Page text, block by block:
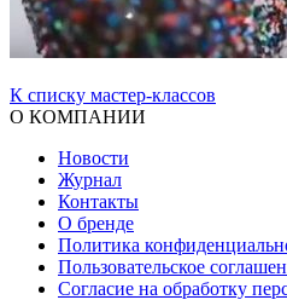
К списку мастер-классов
О КОМПАНИИ
Новости
Журнал
Контакты
О бренде
Политика
Пользовательское
Согласие на обработку